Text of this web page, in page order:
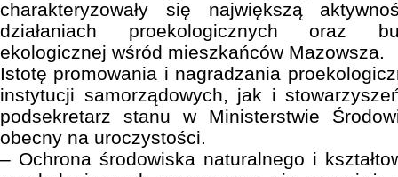
charakteryzowały się największą
działaniach proekologicznych oraz
ekologicznej wśród mieszkańców Mazowsza.
Istotę promowania i nagradzania
instytucji samorządowych, jak i
podsekretarz stanu w Ministerstwie
obecny na uroczystości.
– Ochrona środowiska naturalnego i